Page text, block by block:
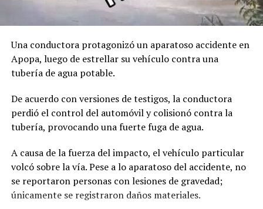
Una conductora protagonizó un aparatoso accidente en
Apopa, luego de estrellar su vehículo contra una
tubería de agua potable.
De acuerdo con versiones de testigos, la conductora
perdió el control del automóvil y colisionó contra la
tubería, provocando una fuerte fuga de agua.
A causa de la fuerza del impacto, el vehículo particular
volcó sobre la vía. Pese a lo aparatoso del accidente, no
se reportaron personas con lesiones de gravedad;
únicamente se registraron daños materiales.